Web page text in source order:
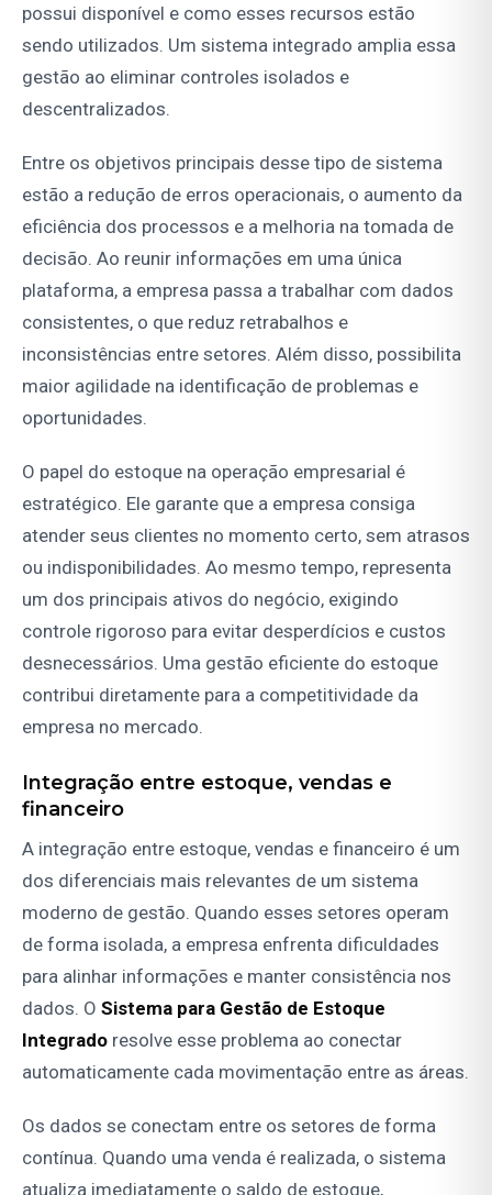
possui disponível e como esses recursos estão
sendo utilizados. Um sistema integrado amplia essa
gestão ao eliminar controles isolados e
descentralizados.
Entre os objetivos principais desse tipo de sistema
estão a redução de erros operacionais, o aumento da
eficiência dos processos e a melhoria na tomada de
decisão. Ao reunir informações em uma única
plataforma, a empresa passa a trabalhar com dados
consistentes, o que reduz retrabalhos e
inconsistências entre setores. Além disso, possibilita
maior agilidade na identificação de problemas e
oportunidades.
O papel do estoque na operação empresarial é
estratégico. Ele garante que a empresa consiga
atender seus clientes no momento certo, sem atrasos
ou indisponibilidades. Ao mesmo tempo, representa
um dos principais ativos do negócio, exigindo
controle rigoroso para evitar desperdícios e custos
desnecessários. Uma gestão eficiente do estoque
contribui diretamente para a competitividade da
empresa no mercado.
Integração entre estoque, vendas e
financeiro
A integração entre estoque, vendas e financeiro é um
dos diferenciais mais relevantes de um sistema
moderno de gestão. Quando esses setores operam
de forma isolada, a empresa enfrenta dificuldades
para alinhar informações e manter consistência nos
dados. O Sistema para Gestão de Estoque
Integrado resolve esse problema ao conectar
automaticamente cada movimentação entre as áreas.
Os dados se conectam entre os setores de forma
contínua. Quando uma venda é realizada, o sistema
atualiza imediatamente o saldo de estoque,